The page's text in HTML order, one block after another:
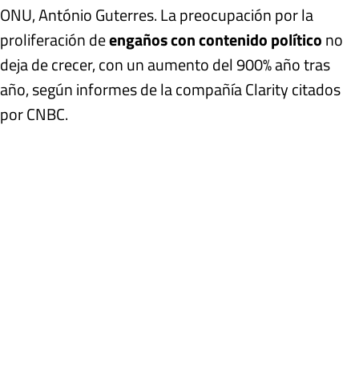
ONU, António Guterres. La preocupación por la
proliferación deengaños con contenido políticono
deja de crecer, con un aumento del 900% año tras
año, según informes de la compañía Clarity citados
por CNBC.